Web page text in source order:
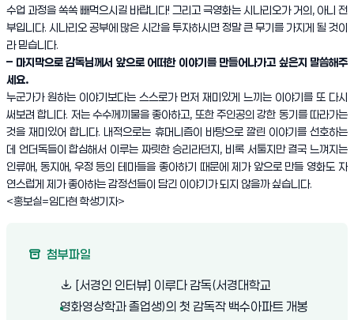
수업 과정을 쏙쏙 빼먹으시길 바랍니다! 그리고 극영화는 시나리오가 거의, 아니 전
부입니다. 시나리오 공부에 많은 시간을 투자하시면 정말 큰 무기를 가지게 될 것이
라 믿습니다.
– 마지막으로 감독님께서 앞으로 어떠한 이야기를 만들어나가고 싶은지 말씀해주
세요.
누군가가 원하는 이야기보다는 스스로가 먼저 재미있게 느끼는 이야기를 또 다시
써보려 합니다. 저는 수수께끼물을 좋아하고, 또한 주인공의 강한 동기를 따라가는
것을 재미있어 합니다. 내적으로는 휴머니즘이 바탕으로 깔린 이야기를 선호하는
데 언더독들이 합심해서 이루는 짜릿한 승리라던지, 비록 서툴지만 결국 느껴지는
인류애, 동지애, 우정 등의 테마들을 좋아하기 때문에 제가 앞으로 만들 영화도 자
연스럽게 제가 좋아하는 감정선들이 담긴 이야기가 되지 않을까 싶습니다.
<홍보실=임다현 학생기자>
첨부파일
[서경인 인터뷰] 이루다 감독(서경대학교
영화영상학과 졸업생)의 첫 감독작 백수아파트 개봉